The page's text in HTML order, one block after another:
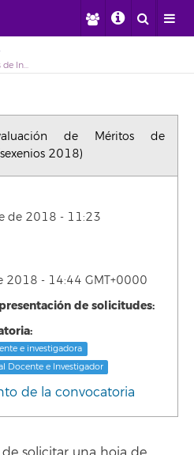
Convocatoria de evaluación de Méritos de Investigación de la ULL (sexenios 2018)
de Méritos de
2018)
de 2018 - 11:23
2018 - 14:44 GMT+0000
de solicitudes:
e investigadora
Docente e Investigador
de la convocatoria